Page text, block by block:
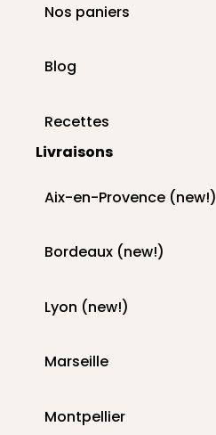
Nos paniers
Blog
Recettes
Livraisons
Aix-en-Provence (new!)
Bordeaux (new!)
Lyon (new!)
Marseille
Montpellier